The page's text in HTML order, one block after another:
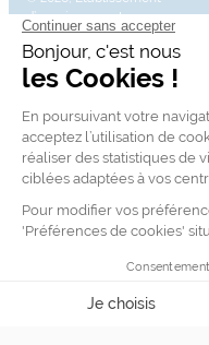
d’enseignement
supérieur technique
privé, Association à but
non lucratif – Groupe
Mise à jour site : Janvier
2026
XML
Charte des données
personnelles